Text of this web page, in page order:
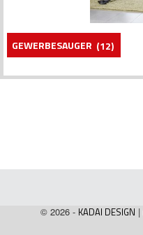
GEWERBESAUGER (12)
© 2026 - KADAI DESIGN |